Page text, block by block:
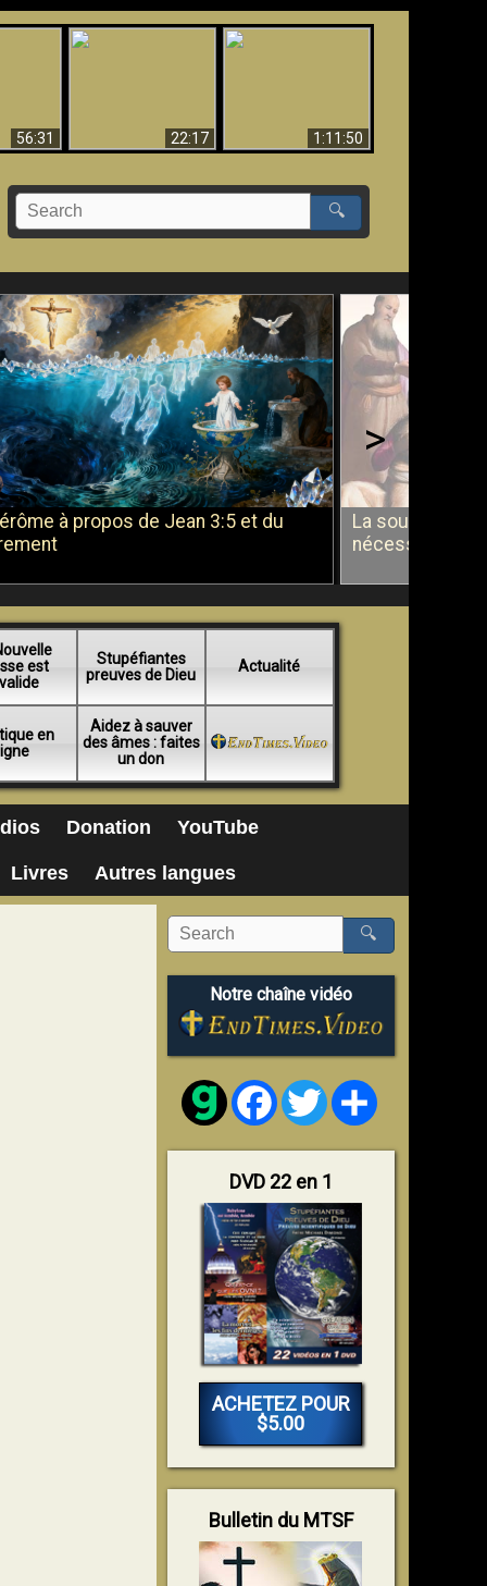
56:31 22:17
1:11:50
🔍
à propos de Jean 3:5 et du
La soumission
nécessité du
>
est
Stupéfiantes
preuves de Dieu
Actualité
en
ligne
Aidez à sauver
des âmes : faites
un don
Donation YouTube
Livres Autres langues
🔍
Notre chaîne vidéo
FacebookTwitter
DVD 22 en 1
ACHETEZ POUR
$5.00
Bulletin du MTSF